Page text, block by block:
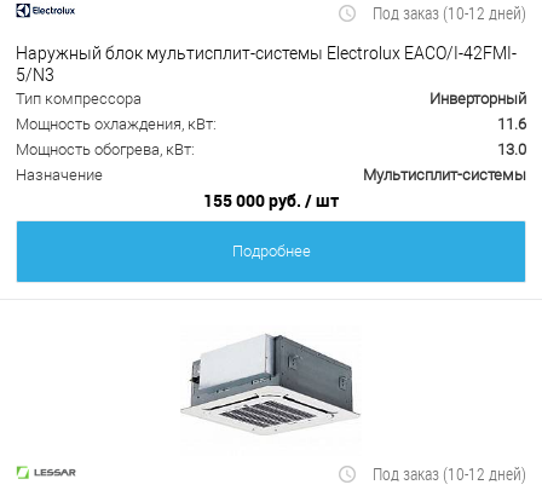
Под заказ (10-12 дней)
Наружный блок мультисплит-системы Electrolux EACO/I-42FMI-
5/N3
Тип компрессора
Инверторный
Мощность охлаждения, кВт:
11.6
Мощность обогрева, кВт:
13.0
Назначение
Мультисплит-системы
155 000 руб. / шт
Подробнее
Под заказ (10-12 дней)